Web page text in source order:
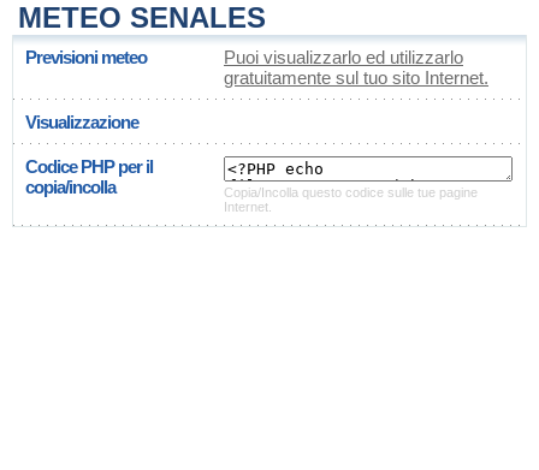
METEO SENALES
Previsioni meteo
Puoi visualizzarlo ed utilizzarlo
gratuitamente sul tuo sito Internet.
Visualizzazione
Codice PHP per il
copia/incolla
Copia/Incolla questo codice sulle tue pagine
Internet.